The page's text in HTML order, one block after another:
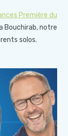
Première du
Bouchirab, notre
solos.